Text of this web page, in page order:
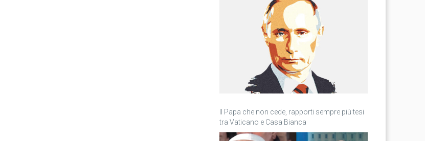
Il Papa che non cede, rapporti sempre più tesi
tra Vaticano e Casa Bianca